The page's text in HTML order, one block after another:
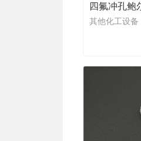
四氟冲孔鲍
其他化工设备